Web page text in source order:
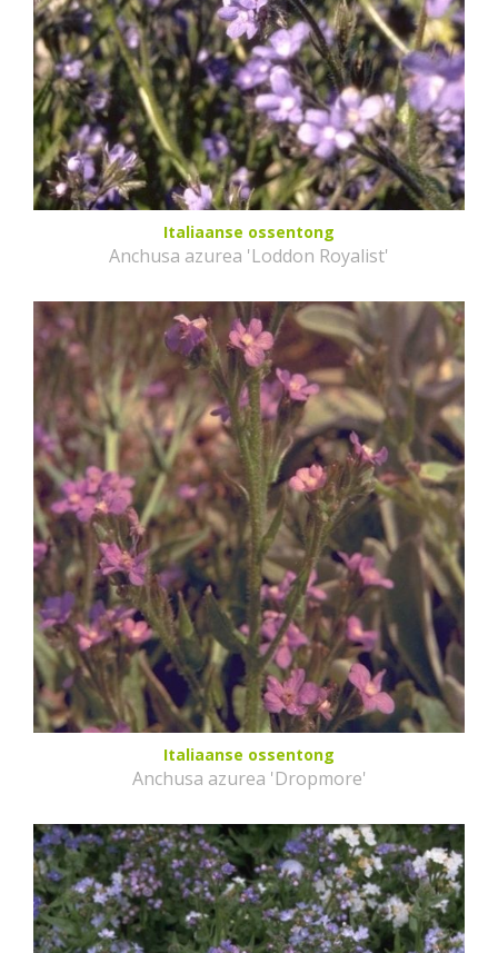
Italiaanse ossentong
Anchusa azurea 'Loddon Royalist'
Italiaanse ossentong
Anchusa azurea 'Dropmore'